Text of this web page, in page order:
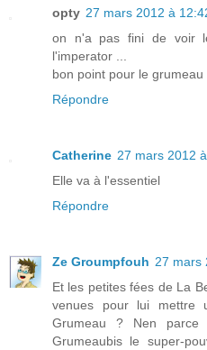
opty 27 mars 2012 à
on n'a pas fini de voir
l'imperator ...
bon point pour le
Répondre
Catherine 27 mars 2012
Elle va à l'essentiel
Répondre
Ze Groumpfouh 27 mars
Et les petites fées de La
venues pour lui mettre
Grumeau ? Nen parce
Grumeaubis le super-